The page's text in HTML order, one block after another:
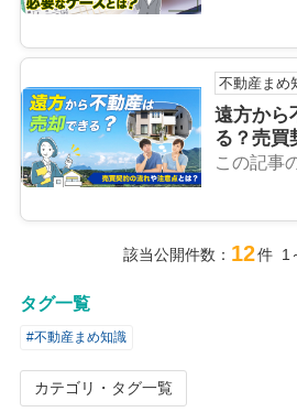
不動産まめ
遠方から
る？売買
とは？
この記事
該当公開件数： 12件 1
タグ一覧
#不動産まめ知識
カテゴリ・タグ一覧